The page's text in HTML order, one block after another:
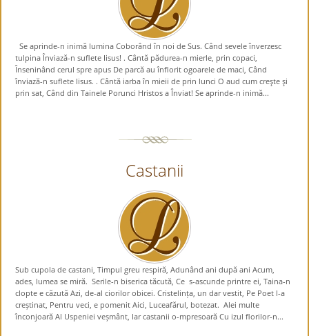
Se aprinde-n inimă lumina Coborând în noi de Sus. Când sevele înverzesc
tulpina Înviază-n suflete Iisus! . Cântă pădurea-n mierle, prin copaci,
Înseninând cerul spre apus De parcă au înflorit ogoarele de maci, Când
înviază-n suflete Iisus. . Cântă iarba în mieii de prin lunci O aud cum creşte şi
prin sat, Când din Tainele Porunci Hristos a Înviat! Se aprinde-n inimă...
Castanii
Sub cupola de castani, Timpul greu respiră, Adunând ani după ani Acum,
ades, lumea se miră. Serile-n biserica tăcută, Ce s-ascunde printre ei, Taina-n
clopte e căzută Azi, de-al ciorilor obicei. Cristelința, un dar vestit, Pe Poet l-a
creștinat, Pentru veci, e pomenit Aici, Luceafărul, botezat. Alei multe
înconjoară Al Uspeniei veșmânt, Iar castanii o-mpresoară Cu izul florilor-n...